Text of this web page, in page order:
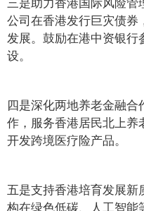
公司在香港发行巨灾债
发展。鼓励在港中资银
设。
四是深化两地养老金融
作，服务香港居民北上
开发跨境医疗险产品。
五是支持香港培育发展
构在绿色低碳、人工智